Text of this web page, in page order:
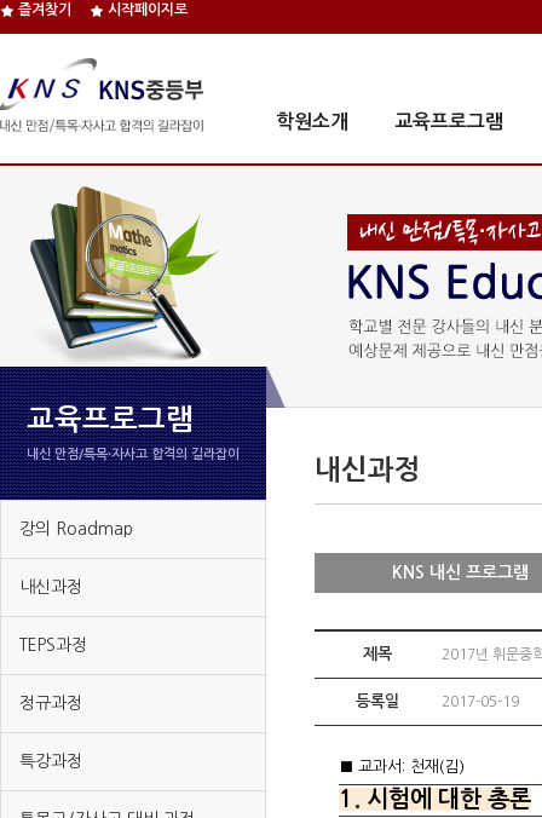
즐겨찾기 시작페이지로
학원소개 교육프로그램
교육프로그램
내신 만점/특목∙자사고 합격의 길라잡이
강의 Roadmap
내신과정
TEPS과정
정규과정
특강과정
내신과정
KNS 내신 프로그램
제목 2017년 휘문중
등록일 2017-05-19
■ 교과서: 천재(김)
1. 시험에 대한 총론